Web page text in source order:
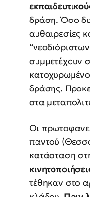
δράση. Όσο
αυθαιρεσίες
συμμετέχουν
δράσης.
στα
Οι
παντού
κατάσταση
τέθηκαν στο